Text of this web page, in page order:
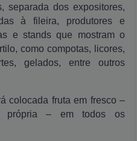
separada dos expositores,
à fileira, produtores e
e stands que mostram o
como compotas, licores,
gelados, entre outros
colocada fruta em fresco –
própria – em todos os